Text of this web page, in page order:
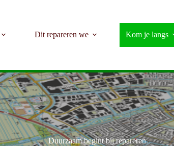
Dit repareren we Kom je langs
Welkom bij het Repair Café Kerk en Zanen
Duurzaam begint bij repareren.